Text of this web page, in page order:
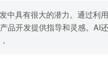
中具有很大的潜力。通过利
品开发提供指导和灵感。AI